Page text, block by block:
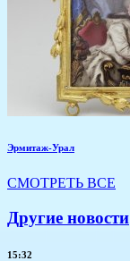
Эрмитаж-Урал
СМОТРЕТЬ ВСЕ
Другие новости
15:32